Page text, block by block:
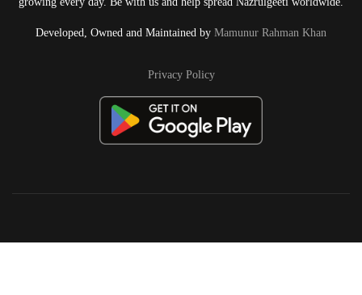
Developed, Owned and Maintained by Mamunur Rahman Khan
Privacy Policy